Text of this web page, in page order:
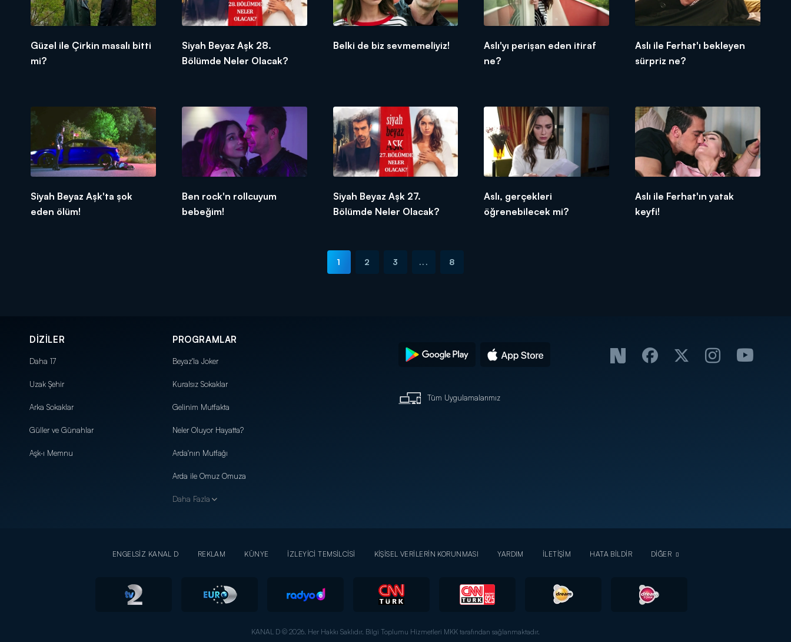
Güzel ile Çirkin masalı bitti
mi?
Siyah Beyaz Aşk 28.
Bölümde Neler Olacak?
Belki de biz sevmemeliyiz!
Aslı'yı perişan eden itiraf
ne?
Aslı ile Ferhat'ı bekleyen
sürpriz ne?
Siyah Beyaz Aşk'ta şok
eden ölüm!
Ben rock'n rollcuyum
bebeğim!
Siyah Beyaz Aşk 27.
Bölümde Neler Olacak?
Aslı, gerçekleri
öğrenebilecek mi?
Aslı ile Ferhat'ın yatak
keyfi!
1 2 3 ... 8
DİZİLER
Daha 17
Uzak Şehir
Arka Sokaklar
Güller ve Günahlar
Aşk-ı Memnu
PROGRAMLAR
Beyaz'la Joker
Kuralsız Sokaklar
Gelinim Mutfakta
Neler Oluyor Hayatta?
Arda'nın Mutfağı
Arda ile Omuz Omuza
Daha Fazla
Tüm Uygulamalarımız
ENGELSİZ KANAL D REKLAM KÜNYE İZLEYİCİ TEMSİLCİSİ KİŞİSEL VERİLERİN KORUNMASI YARDIM İLETİŞİM HATA BİLDİR DİĞER
KANAL D © 2026. Her Hakkı Saklıdır. Bilgi Toplumu Hizmetleri MKK tarafından sağlanmaktadır.